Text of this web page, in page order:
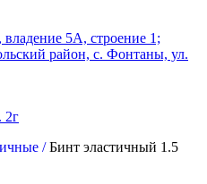
5А, строение 1;
район, с. Фонтаны, ул.
2г
/Бинт эластичный 1.5